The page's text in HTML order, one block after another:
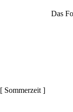
Das
Sommerzeit ]